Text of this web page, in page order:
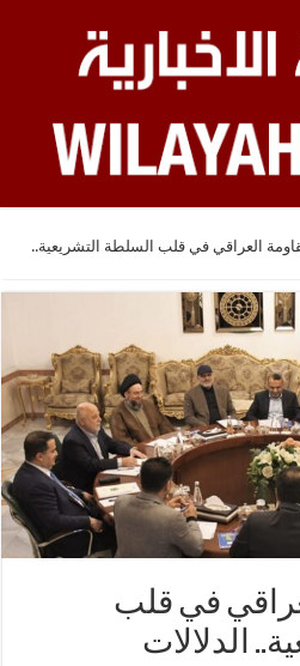
العراقي في قلب السلطة التشريعية..
في قلب
الدلالات